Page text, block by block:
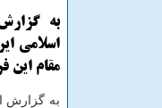
به
اسلامی
مقام این
به گزارش